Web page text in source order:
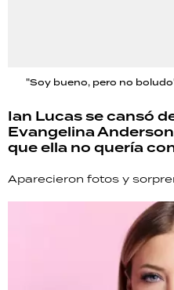
"Soy bueno, pero no
Ian Lucas se cansó
Evangelina
que ella no quería
Aparecieron fotos y